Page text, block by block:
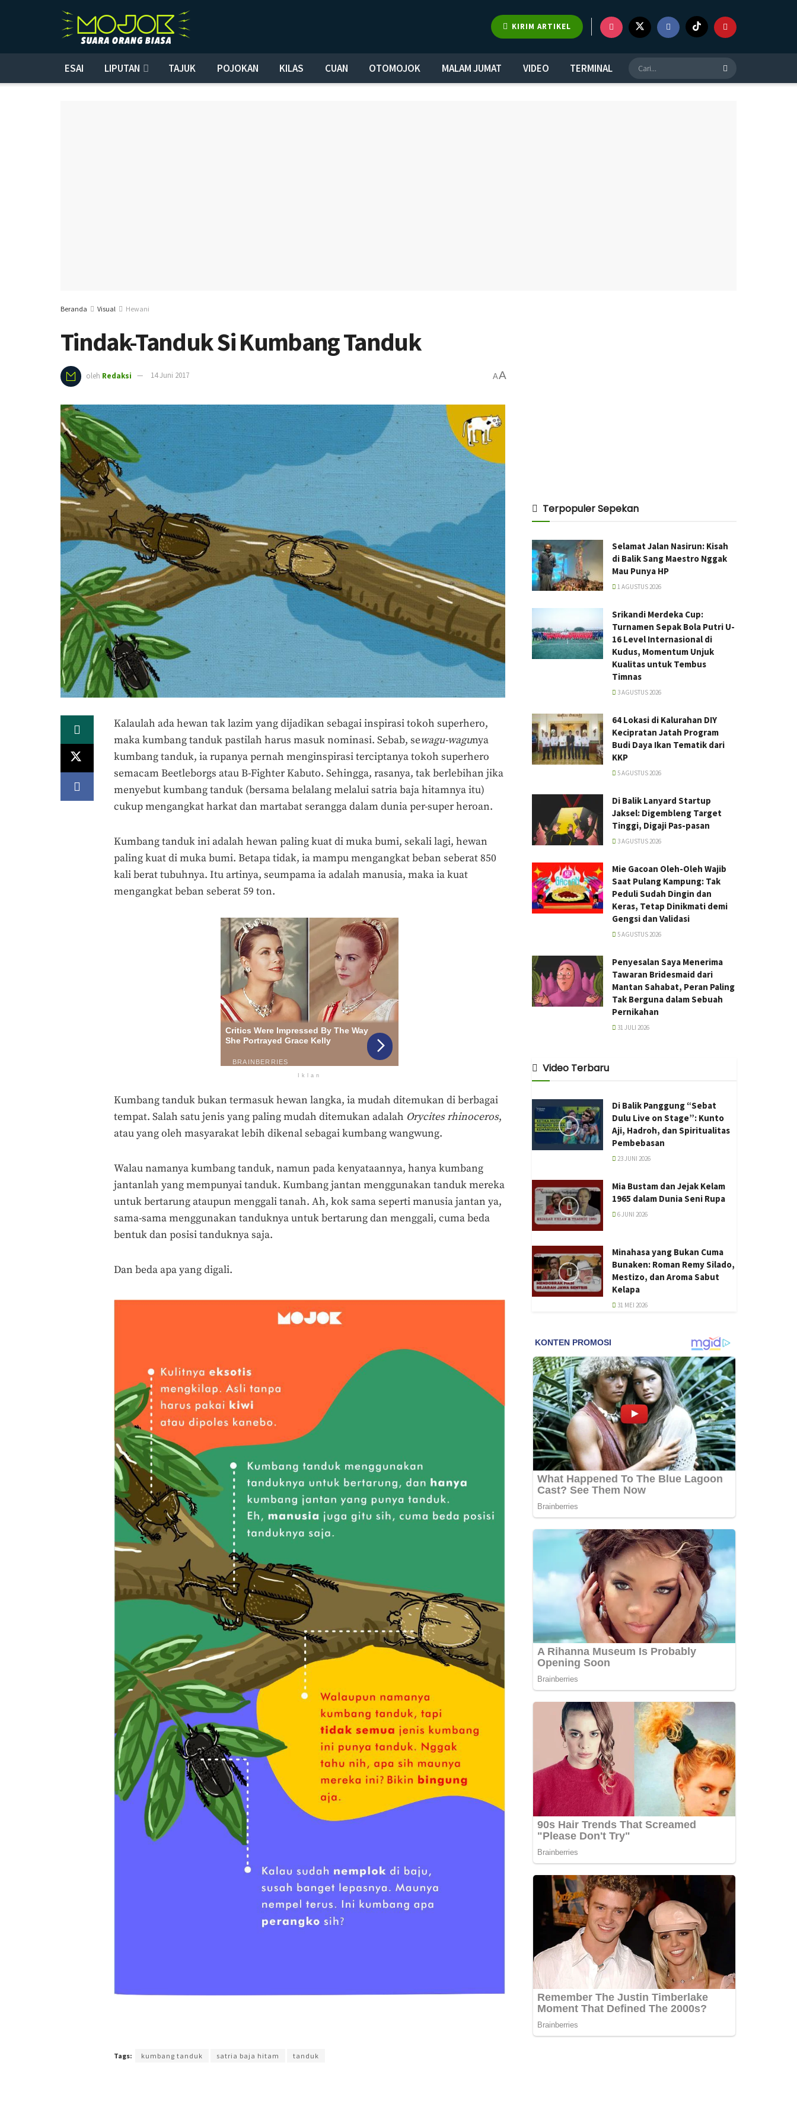
KIRIM ARTIKEL
ESAI LIPUTAN TAJUK POJOKAN KILAS CUAN OTOMOJOK MALAM JUMAT VIDEO TERMINAL
Beranda Visual Hewani
Tindak-Tanduk Si Kumbang Tanduk
oleh Redaksi 14 Juni 2017 AA
Kalaulah ada hewan tak lazim yang dijadikan sebagai inspirasi tokoh superhero,
maka kumbang tanduk pastilah harus masuk nominasi. Sebab, sewagu-wagunya
kumbang tanduk, ia rupanya pernah menginspirasi terciptanya tokoh superhero
semacam Beetleborgs atau B-Fighter Kabuto. Sehingga, rasanya, tak berlebihan jika
menyebut kumbang tanduk (bersama belalang melalui satria baja hitamnya itu)
cukup mengangkat harkat dan martabat serangga dalam dunia per-super heroan.
Kumbang tanduk ini adalah hewan paling kuat di muka bumi, sekali lagi, hewan
paling kuat di muka bumi. Betapa tidak, ia mampu mengangkat beban seberat 850
kali berat tubuhnya. Itu artinya, seumpama ia adalah manusia, maka ia kuat
mengangkat beban seberat 59 ton.
Iklan
Kumbang tanduk bukan termasuk hewan langka, ia mudah ditemukan di berbagai
tempat. Salah satu jenis yang paling mudah ditemukan adalah Orycites rhinoceros,
atau yang oleh masyarakat lebih dikenal sebagai kumbang wangwung.
Walau namanya kumbang tanduk, namun pada kenyataannya, hanya kumbang
jantanlah yang mempunyai tanduk. Kumbang jantan menggunakan tanduk mereka
untuk bertarung ataupun menggali tanah. Ah, kok sama seperti manusia jantan ya,
sama-sama menggunakan tanduknya untuk bertarung dan menggali, cuma beda
bentuk dan posisi tanduknya saja.
Dan beda apa yang digali.
Tags: kumbang tanduk satria baja hitam tanduk
Terpopuler Sepekan
Selamat Jalan Nasirun: Kisah
di Balik Sang Maestro Nggak
Mau Punya HP
1 AGUSTUS 2026
Srikandi Merdeka Cup:
Turnamen Sepak Bola Putri U-
16 Level Internasional di
Kudus, Momentum Unjuk
Kualitas untuk Tembus
Timnas
3 AGUSTUS 2026
64 Lokasi di Kalurahan DIY
Kecipratan Jatah Program
Budi Daya Ikan Tematik dari
KKP
5 AGUSTUS 2026
Di Balik Lanyard Startup
Jaksel: Digembleng Target
Tinggi, Digaji Pas-pasan
3 AGUSTUS 2026
Mie Gacoan Oleh-Oleh Wajib
Saat Pulang Kampung: Tak
Peduli Sudah Dingin dan
Keras, Tetap Dinikmati demi
Gengsi dan Validasi
5 AGUSTUS 2026
Penyesalan Saya Menerima
Tawaran Bridesmaid dari
Mantan Sahabat, Peran Paling
Tak Berguna dalam Sebuah
Pernikahan
31 JULI 2026
Video Terbaru
Di Balik Panggung “Sebat
Dulu Live on Stage”: Kunto
Aji, Hadroh, dan Spiritualitas
Pembebasan
23 JUNI 2026
Mia Bustam dan Jejak Kelam
1965 dalam Dunia Seni Rupa
6 JUNI 2026
Minahasa yang Bukan Cuma
Bunaken: Roman Remy Silado,
Mestizo, dan Aroma Sabut
Kelapa
31 MEI 2026